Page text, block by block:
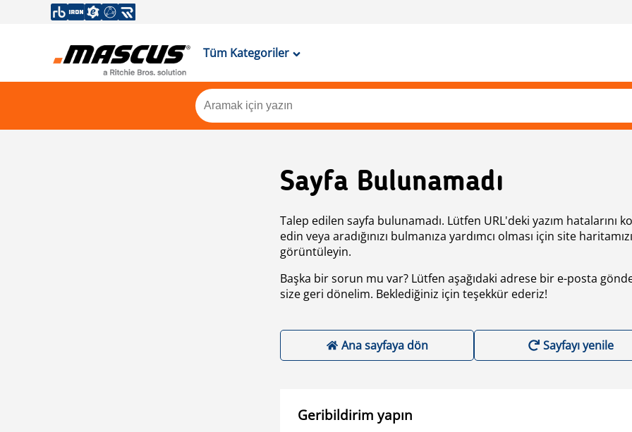
Tüm Kategoriler
Sayfa Bulunamadı
Talep edilen sayfa bulunamadı. Lütfen URL'deki yazım hatalarını
edin veya aradığınızı bulmanıza yardımcı olması için site haritamızı
görüntüleyin.
Başka bir sorun mu var? Lütfen aşağıdaki adrese bir e-posta
size geri dönelim. Beklediğiniz için teşekkür ederiz!
Ana sayfaya dön Sayfayı yenile
Geribildirim yapın